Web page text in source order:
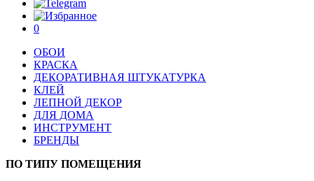
0
ОБОИ
КРАСКА
ДЕКОРАТИВНАЯ ШТУКАТУРКА
КЛЕЙ
ЛЕПНОЙ ДЕКОР
ДЛЯ ДОМА
ИНСТРУМЕНТ
БРЕНДЫ
ПО ТИПУ ПОМЕЩЕНИЯ